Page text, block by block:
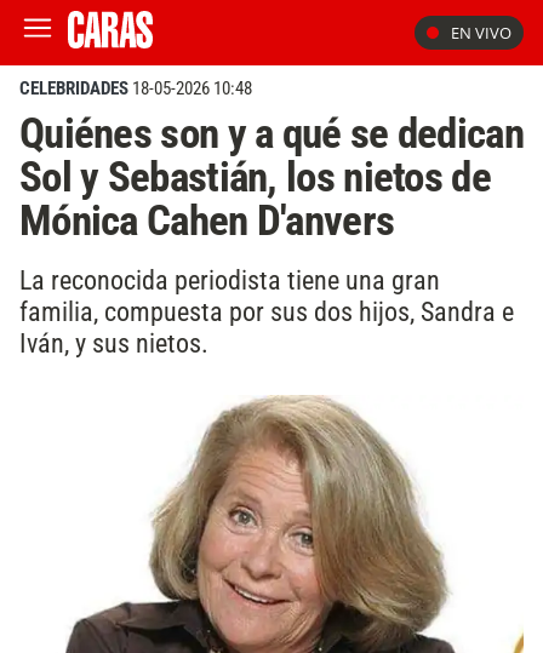
EN VIVO
CELEBRIDADES 18-05-2026 10:48
Quiénes son y a qué se dedican
Sol y Sebastián, los nietos de
Mónica Cahen D'anvers
La reconocida periodista tiene una gran
familia, compuesta por sus dos hijos, Sandra e
Iván, y sus nietos.